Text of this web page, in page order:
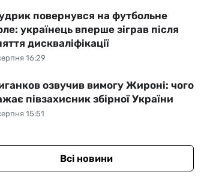
16:29
повернувся на футбольне
українець вперше зіграв після
дискваліфікації
15:51
озвучив вимогу Жироні: чого
півзахисник збірної України
Всі новини